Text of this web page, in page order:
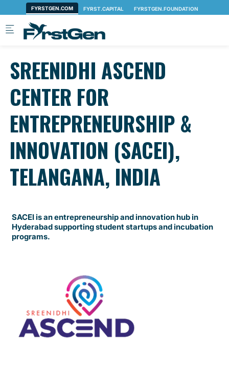
Skip to main content
SREENIDHI ASCEND
CENTER FOR
ENTREPRENEURSHIP &
INNOVATION (SACEI),
TELANGANA, INDIA
SACEI is an entrepreneurship and innovation hub in
Hyderabad supporting student startups and incubation
programs.